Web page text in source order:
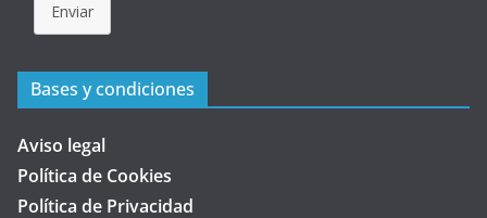
Enviar
Bases y condiciones
Aviso legal
Política de Cookies
Política de Privacidad